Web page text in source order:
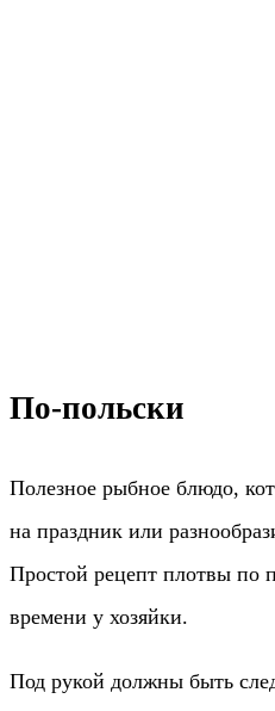
По-польски
Полезное рыбное блюдо,
на праздник или
Простой рецепт плотвы по
времени у хозяйки.
Под рукой должны быть